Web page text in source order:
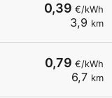
0,39 €/kWh
3,9 km
0,79 €/kWh
6,7 km